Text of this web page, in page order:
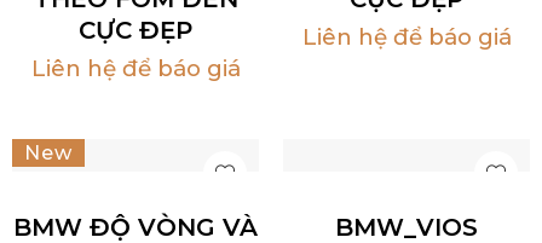
CỰC ĐẸP
Liên hệ để báo giá
Liên hệ để báo giá
New
BMW ĐỘ VÒNG VÀ
BMW_VIOS